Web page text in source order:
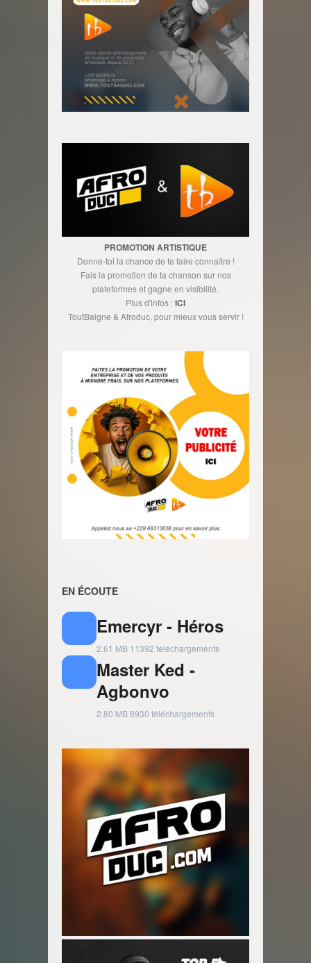
PROMOTION ARTISTIQUE
Donne-toi la chance de te faire connaître !
Fais la promotion de ta chanson sur nos
plateformes et gagne en visibilité.
Plus d'infos :ICI
ToutBaigne & Afroduc, pour mieux vous servir !
EN ÉCOUTE
Emercyr - Héros
2.61 MB 11392 téléchargements
Master Ked -
Agbonvo
2.80 MB8930 téléchargements